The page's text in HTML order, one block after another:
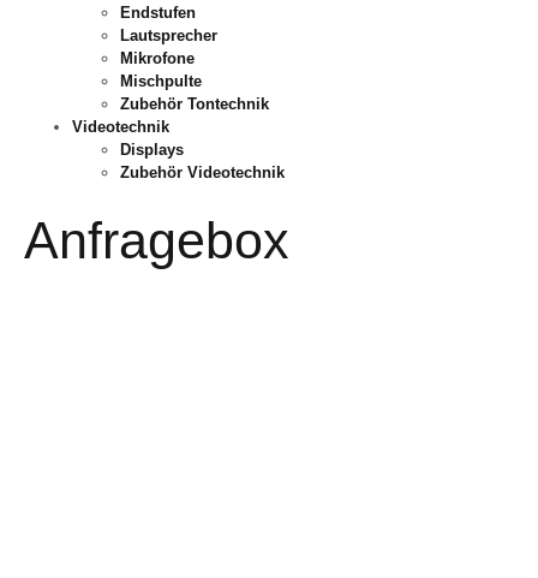
Endstufen
Lautsprecher
Mikrofone
Mischpulte
Zubehör Tontechnik
Videotechnik
Displays
Zubehör Videotechnik
Anfragebox